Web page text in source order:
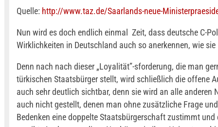
Quelle: http://www.taz.de/Saarlands-neue-
Nun wird es doch endlich einmal Zeit, dass deutsche C-
Wirklichkeiten in Deutschland auch so anerkennen, wie
Denn nach nach dieser „Loyalität”-sforderung, die man
türkischen Staatsbürger stellt, wird schließlich die offene
auch sehr deutlich sichtbar, denn sie wird an alle anderen
auch nicht gestellt, denen man ohne zusätzliche Frage
Bedenken eine doppelte Staatsbürgerschaft zustimmt